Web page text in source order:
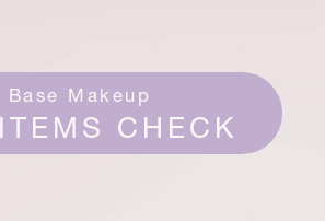
Base Makeup
CHECK